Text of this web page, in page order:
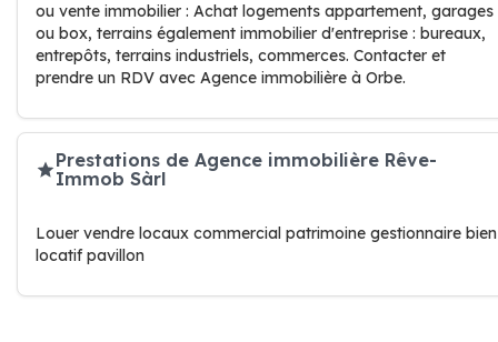
ou vente immobilier : Achat logements appartement, garages
ou box, terrains également immobilier d'entreprise : bureaux,
entrepôts, terrains industriels, commerces. Contacter et
prendre un RDV avec Agence immobilière à Orbe.
Prestations de Agence immobilière Rêve-
Immob Sàrl
Louer vendre locaux commercial patrimoine gestionnaire bien
locatif pavillon